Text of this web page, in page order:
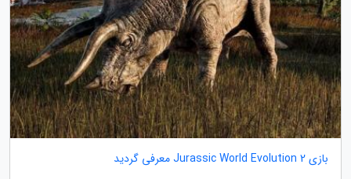
بازی Jurassic World Evolution 2 معرفی گردید